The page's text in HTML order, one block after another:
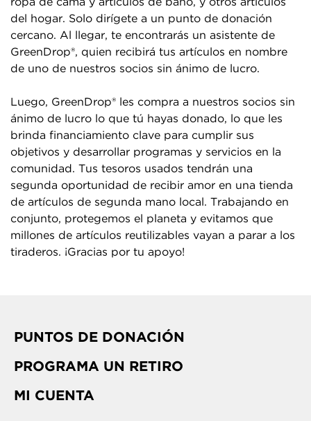
del hogar. Solo dirígete a un punto de donación
cercano. Al llegar, te encontrarás un asistente de
GreenDrop®, quien recibirá tus artículos en nombre
de uno de nuestros socios sin ánimo de lucro.
Luego, GreenDrop® les compra a nuestros socios sin
ánimo de lucro lo que tú hayas donado, lo que les
brinda financiamiento clave para cumplir sus
objetivos y desarrollar programas y servicios en la
comunidad. Tus tesoros usados tendrán una
segunda oportunidad de recibir amor en una tienda
de artículos de segunda mano local. Trabajando en
conjunto, protegemos el planeta y evitamos que
millones de artículos reutilizables vayan a parar a los
tiraderos. ¡Gracias por tu apoyo!
PUNTOS DE DONACIÓN
PROGRAMA UN RETIRO
MI CUENTA